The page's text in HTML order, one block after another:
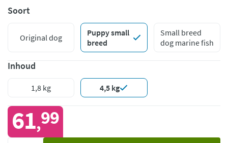
Soort
Original dog
Puppy small
breed
Small breed
dog marine fish
Inhoud
1,8 kg 4,5 kg
61,99